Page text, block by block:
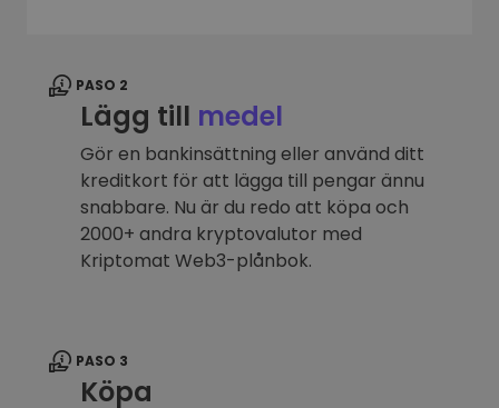
PASO 2
Lägg till medel
Gör en bankinsättning eller använd ditt
kreditkort för att lägga till pengar ännu
snabbare. Nu är du redo att köpa och
2000+ andra kryptovalutor med
Kriptomat Web3-plånbok.
PASO 3
Köpa